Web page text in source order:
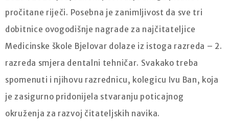
pročitane riječi. Posebna je zanimljivost da sve tri
dobitnice ovogodišnje nagrade za najčitateljice
Medicinske škole Bjelovar dolaze iz istoga razreda – 2.
razreda smjera dentalni tehničar. Svakako treba
spomenuti i njihovu razrednicu, kolegicu Ivu Ban, koja
je zasigurno pridonijela stvaranju poticajnog
okruženja za razvoj čitateljskih navika.